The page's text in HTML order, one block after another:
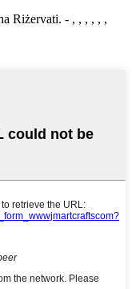
Riżervati. - , , , , , ,